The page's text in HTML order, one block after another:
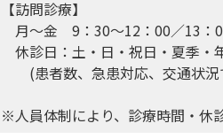
【訪問診療】
月～金 9：30～12：00／13：
休診日：土・日・祝日・夏季・
(患者数、急患対応、交通状況
※人員体制により、診療時間・休